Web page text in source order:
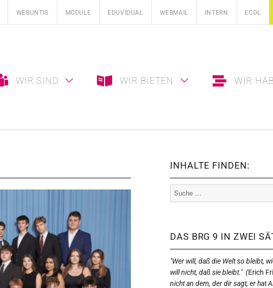
WEBUNTIS MODULE EDUVIDUAL WEBMAIL INTERN ECDL
WIR SIND WIR BIETEN WIR
INHALTE FINDEN:
Suche
nach:
DAS BRG 9 IN ZWEI
"Wer will, daß die Welt so bleibt,
will nicht, daß sie bleibt." (Erich
nicht an dem, der dir sagt, er hat